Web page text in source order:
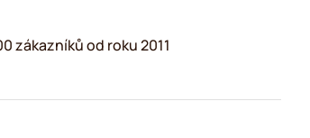
zákazníků od roku 2011